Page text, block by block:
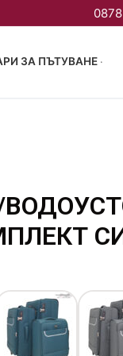
ЗА ПЪТУВАНЕ